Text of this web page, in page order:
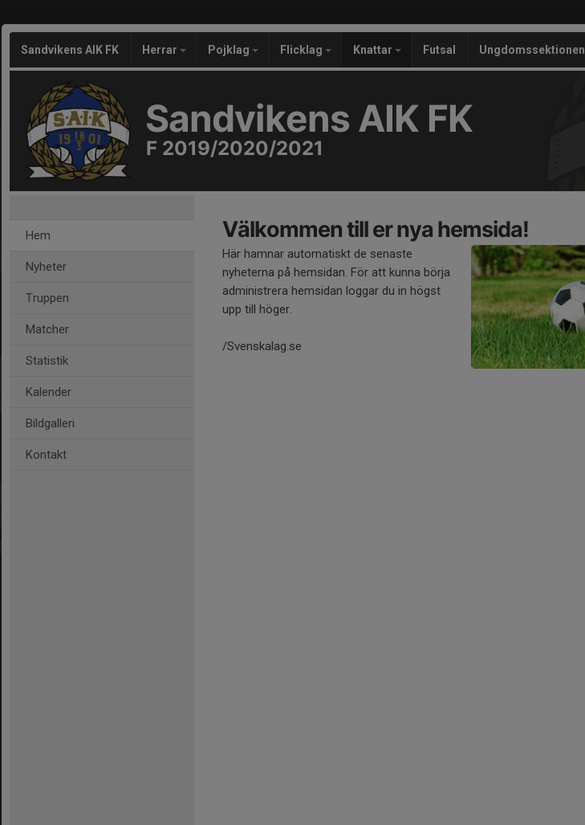
Sandvikens AIK FK Herrar Pojklag Flicklag Knattar Futsal Ungdomssektionen
Sandvikens AIK FK
F 2019/2020/2021
Hem
Nyheter
Truppen
Matcher
Statistik
Kalender
Bildgalleri
Kontakt
Välkommen till er nya hemsida!
Här hamnar automatiskt de senaste
nyheterna på hemsidan. För att kunna börja
administrera hemsidan loggar du in högst
upp till höger.
/Svenskalag.se